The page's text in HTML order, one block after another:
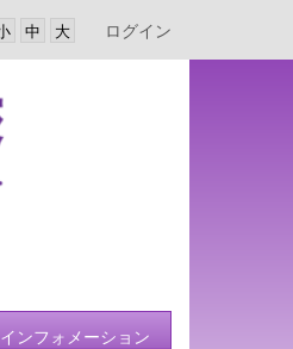
ログイン
インフォメーション